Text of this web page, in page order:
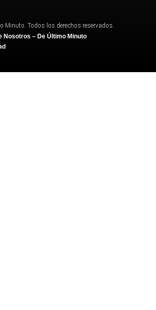
Minuto. Todos los derechos reservados.
Nosotros – De Último Minuto